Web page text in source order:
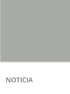
NOTICIA